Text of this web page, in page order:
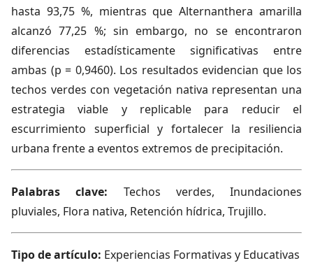
hasta 93,75 %, mientras que Alternanthera amarilla
alcanzó 77,25 %; sin embargo, no se encontraron
diferencias estadísticamente significativas entre
ambas (p = 0,9460). Los resultados evidencian que los
techos verdes con vegetación nativa representan una
estrategia viable y replicable para reducir el
escurrimiento superficial y fortalecer la resiliencia
urbana frente a eventos extremos de precipitación.
Palabras clave: Techos verdes, Inundaciones
pluviales, Flora nativa, Retención hídrica, Trujillo.
Tipo de artículo: Experiencias Formativas y Educativas